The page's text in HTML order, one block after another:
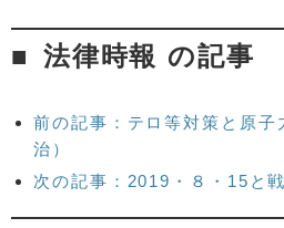
法律時報 の記事
前の記事：テロ等対策と原子
治）
次の記事：2019・８・15と